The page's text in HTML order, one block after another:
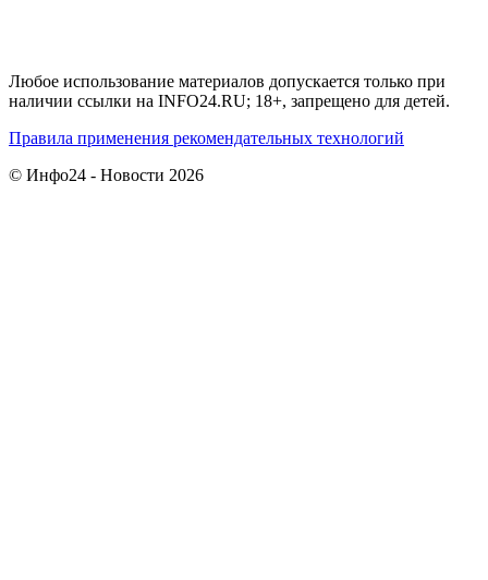
Любое использование материалов допускается только при
наличии ссылки на INFO24.RU; 18+, запрещено для детей.
Правила применения рекомендательных технологий
© Инфо24 - Новости 2026